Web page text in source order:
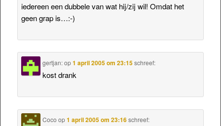
iedereen een dubbele van wat hij/zij wil! Omdat het
geen grap is…:-)
gertjan:op1 april 2005 om 23:15 schreef:
kost drank
Coco op1 april 2005 om 23:16 schreef: